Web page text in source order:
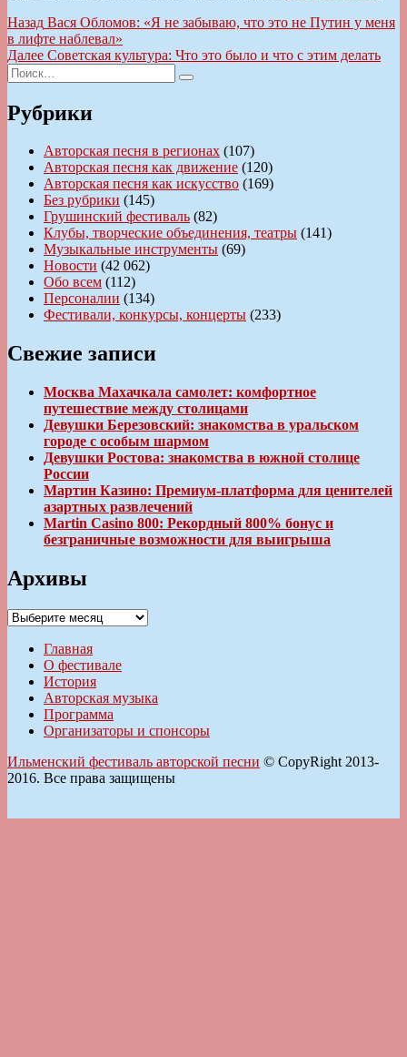
Навигация
по
записям
Назад Предыдущая
запись:
Вася Обломов: «Я не забываю, что это не Путин у меня
в лифте наблевал»
Далее Следующая
Советская культура: Что это было и что с этим делать
Искать:
Поиск
Рубрики
Авторская песня в регионах (107)
Авторская песня как движение (120)
Авторская песня как искусство (169)
Без рубрики (145)
Грушинский фестиваль (82)
Клубы, творческие объединения, театры (141)
Музыкальные инструменты (69)
Новости (42 062)
Обо всем (112)
Персоналии (134)
Фестивали, конкурсы, концерты (233)
Свежие записи
Москва Махачкала самолет: комфортное
путешествие между столицами
Девушки Березовский: знакомства в уральском
городе с особым шармом
Девушки Ростова: знакомства в южной столице
России
Мартин Казино: Премиум-платформа для ценителей
азартных развлечений
Martin Casino 800: Рекордный 800% бонус и
безграничные возможности для выигрыша
Архивы
Архивы
Главная
О фестивале
История
Авторская музыка
Программа
Организаторы и спонсоры
Ильменский фестиваль авторской песни © CopyRight 2013-
2016. Все права защищены